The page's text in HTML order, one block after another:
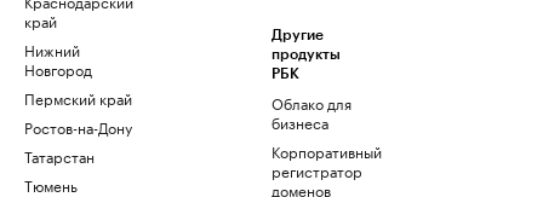
край
Нижний
Новгород
Пермский край
Ростов-на-Дону
Татарстан
Тюмень
Другие
продукты
РБК
Облако для
бизнеса
Корпоративный
регистратор
доменов